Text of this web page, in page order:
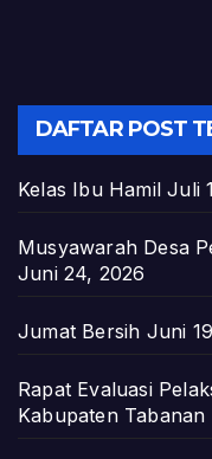
DAFTAR POST
Kelas Ibu Hamil Juli
Musyawarah Desa
Juni 24, 2026
Jumat Bersih Juni
Rapat Evaluasi
Kabupaten Tabanan